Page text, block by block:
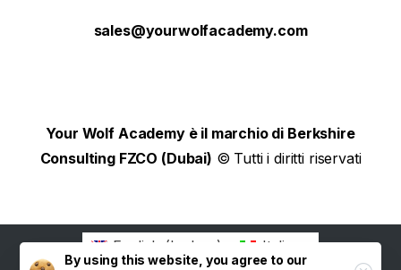
sales@yourwolfacademy.com
Your Wolf Academy è il marchio di Berkshire
Consulting FZCO (Dubai) © Tutti i diritti riservati
By using this website, you agree to our
English (Inglese )
Italiano